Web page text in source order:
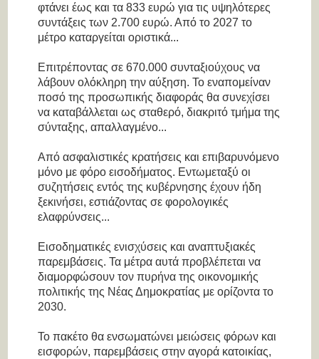
φτάνει έως και τα 833 ευρώ για τις υψηλότερες
συντάξεις των 2.700 ευρώ. Από το 2027 το
μέτρο καταργείται οριστικά...
Επιτρέποντας σε 670.000 συνταξιούχους να
λάβουν ολόκληρη την αύξηση. Το εναπομείναν
ποσό της προσωπικής διαφοράς θα συνεχίσει
να καταβάλλεται ως σταθερό, διακριτό τμήμα της
σύνταξης, απαλλαγμένο...
Από ασφαλιστικές κρατήσεις και επιβαρυνόμενο
μόνο με φόρο εισοδήματος. Εντωμεταξύ οι
συζητήσεις εντός της κυβέρνησης έχουν ήδη
ξεκινήσει, εστιάζοντας σε φορολογικές
ελαφρύνσεις...
Εισοδηματικές ενισχύσεις και αναπτυξιακές
παρεμβάσεις. Τα μέτρα αυτά προβλέπεται να
διαμορφώσουν τον πυρήνα της οικονομικής
πολιτικής της Νέας Δημοκρατίας με ορίζοντα το
2030.
Το πακέτο θα ενσωματώνει μειώσεις φόρων και
εισφορών, παρεμβάσεις στην αγορά κατοικίας,